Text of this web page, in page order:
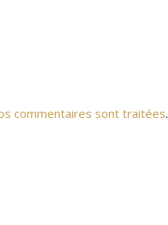
commentaires sont traitées.